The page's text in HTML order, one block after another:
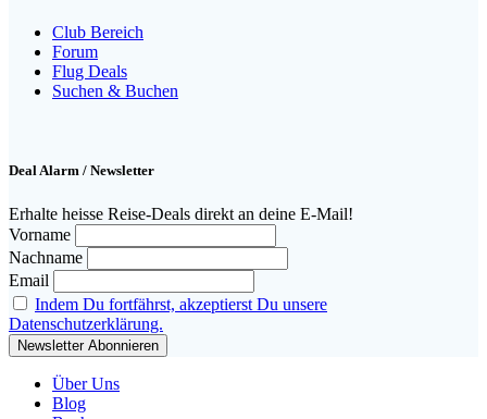
Club Bereich
Forum
Flug Deals
Suchen & Buchen
Deal Alarm / Newsletter
Erhalte heisse Reise-Deals direkt an deine E-Mail!
Vorname
Nachname
Email
Indem Du fortfährst, akzeptierst Du unsere
Datenschutzerklärung.
Über Uns
Blog